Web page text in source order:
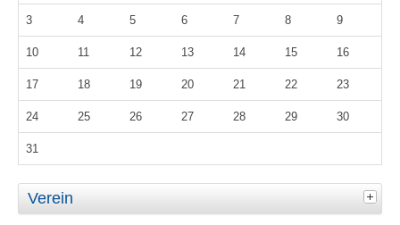
3 4 5 6 7 8 9
10 11 12 13 14 15 16
17 18 19 20 21 22 23
24 25 26 27 28 29 30
31
Verein